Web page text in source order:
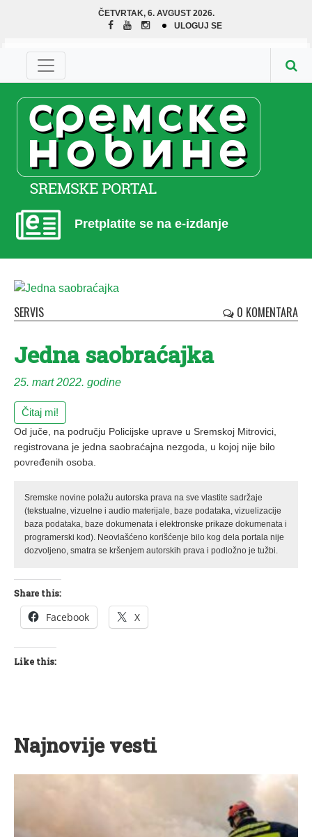
ČETVRTAK, 6. AVGUST 2026.
ULOGUJ SE
Pretplatite se na e-izdanje
SERVIS 0 KOMENTARA
Jedna saobraćajka
25. mart 2022. godine
Čitaj mi!
Od juče, na području Policijske uprave u Sremskoj Mitrovici,
registrovana je jedna saobraćajna nezgoda, u kojoj nije bilo
povređenih osoba.
Sremske novine polažu autorska prava na sve vlastite sadržaje
(tekstualne, vizuelne i audio materijale, baze podataka, vizuelizacije
baza podataka, baze dokumenata i elektronske prikaze dokumenata i
programerski kod). Neovlašćeno korišćenje bilo kog dela portala nije
dozvoljeno, smatra se kršenjem autorskih prava i podložno je tužbi.
Share this:
Facebook X
Like this:
Najnovije vesti